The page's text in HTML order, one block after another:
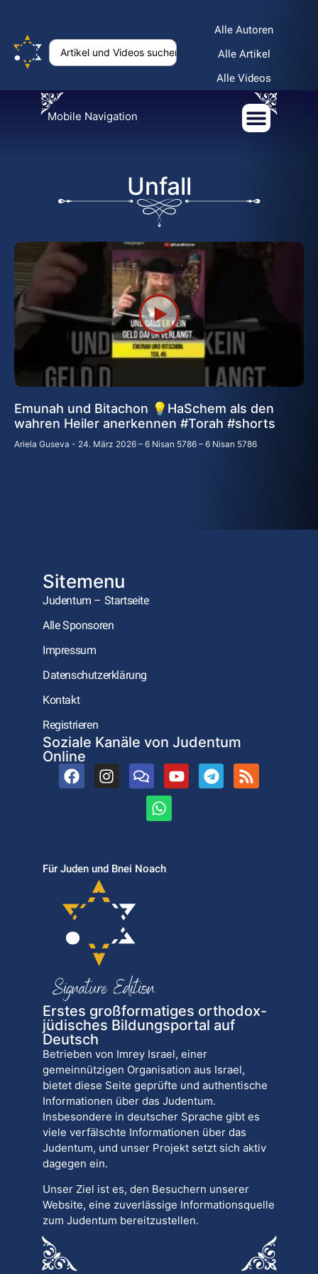
Alle Autoren
Alle Artikel
Alle Videos
Mobile Navigation
Unfall
Emunah und Bitachon 💡HaSchem als den
wahren Heiler anerkennen #Torah #shorts
Ariela Guseva 24. März 2026 – 6 Nisan 5786 – 6 Nisan 5786
Sitemenu
Judentum – Startseite
Alle Sponsoren
Impressum
Datenschutzerklärung
Kontakt
Registrieren
Soziale Kanäle von Judentum
Online
Für Juden und Bnei Noach
Erstes großformatiges orthodox-
jüdisches Bildungsportal auf
Deutsch
Betrieben von Imrey Israel, einer
gemeinnützigen Organisation aus Israel,
bietet diese Seite geprüfte und authentische
Informationen über das Judentum.
Insbesondere in deutscher Sprache gibt es
viele verfälschte Informationen über das
Judentum, und unser Projekt setzt sich aktiv
dagegen ein.
Unser Ziel ist es, den Besuchern unserer
Website, eine zuverlässige Informationsquelle
zum Judentum bereitzustellen.